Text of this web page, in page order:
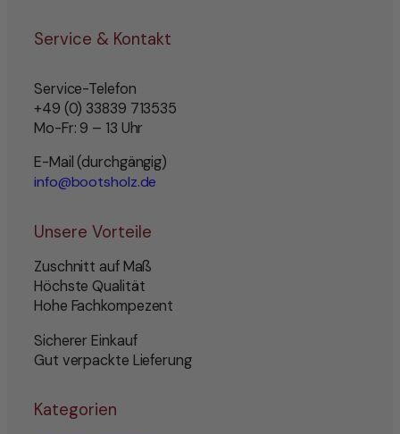
Service & Kontakt
Service-Telefon
+49 (0) 33839 713535
Mo-Fr: 9 – 13 Uhr
E-Mail (durchgängig)
info@bootsholz.de
Unsere Vorteile
Zuschnitt auf Maß
Höchste Qualität
Hohe Fachkompezent
Sicherer Einkauf
Gut verpackte Lieferung
Kategorien